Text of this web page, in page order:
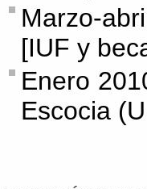
Marzo-
[IUF y
Enero
Escocia